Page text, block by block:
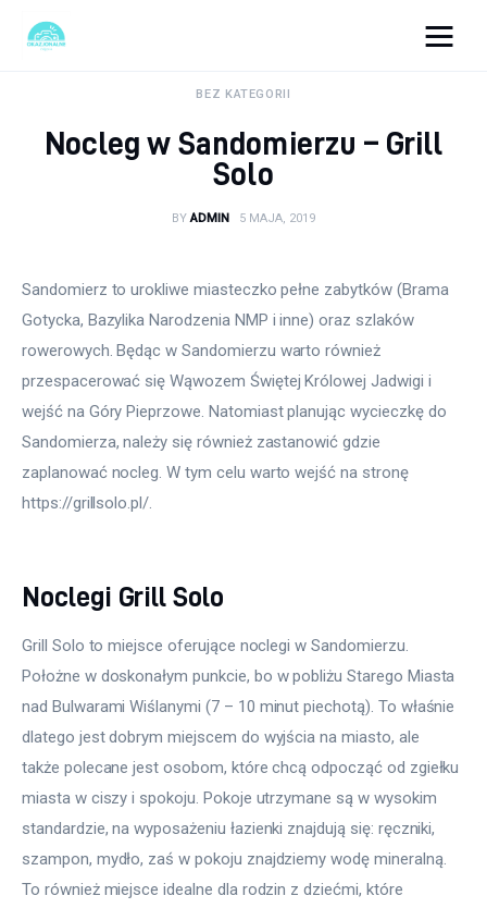
Turystyka
Uroda
Zdrowie
Więcej
BEZ KATEGORII
Nocleg w Sandomierzu – Grill
Solo
BY ADMIN 5 MAJA, 2019
Sandomierz to urokliwe miasteczko pełne zabytków (Brama
Gotycka, Bazylika Narodzenia NMP i inne) oraz szlaków
rowerowych. Będąc w Sandomierzu warto również
przespacerować się Wąwozem Świętej Królowej Jadwigi i
wejść na Góry Pieprzowe. Natomiast planując wycieczkę do
Sandomierza, należy się również zastanowić gdzie
zaplanować nocleg. W tym celu warto wejść na stronę
https://grillsolo.pl/.
Noclegi Grill Solo
Grill Solo to miejsce oferujące noclegi w Sandomierzu.
Położne w doskonałym punkcie, bo w pobliżu Starego Miasta
nad Bulwarami Wiślanymi (7 – 10 minut piechotą). To właśnie
dlatego jest dobrym miejscem do wyjścia na miasto, ale
także polecane jest osobom, które chcą odpocząć od zgiełku
miasta w ciszy i spokoju. Pokoje utrzymane są w wysokim
standardzie, na wyposażeniu łazienki znajdują się: ręczniki,
szampon, mydło, zaś w pokoju znajdziemy wodę mineralną.
To również miejsce idealne dla rodzin z dziećmi, które